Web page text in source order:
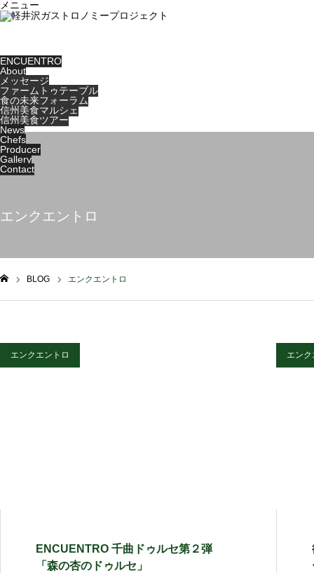
メニュー
ENCUENTRO
About
メッセージ
ファームトゥテーブル
食の未来フォーラム
信州美食マルシェ
信州美食ツアー
News
Chefs
Producer
Gallery
Contact
エンクエントロ
BLOG エンクエントロ
エンクエントロ
ENCUENTRO 千曲ドゥルセ第２弾
「森の杏のドゥルセ」
エン